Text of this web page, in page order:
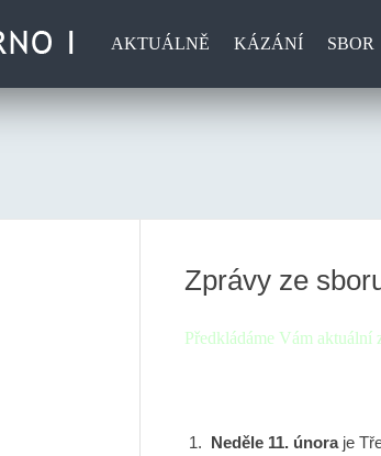
AKTUÁLNĚ KÁZÁNÍ SBOR
Zprávy ze
Předkládáme Vám aktuální
Neděle 11. únoraje